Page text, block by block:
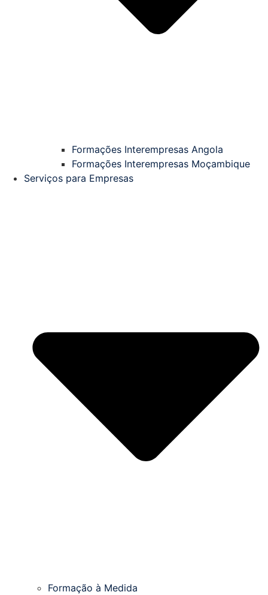
Formações Interempresas Angola
Formações Interempresas Moçambique
Serviços para Empresas
Formação à Medida